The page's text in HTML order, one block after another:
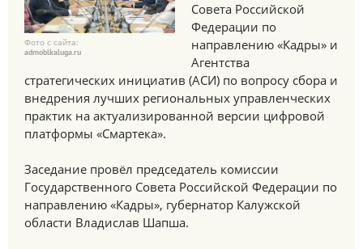
Фото с сайта:
admoblkaluga.ru
Совета Российской
Федерации по
направлению «Кадры» и
Агентства
стратегических инициатив (АСИ) по вопросу сбора и
внедрения лучших региональных управленческих
практик на актуализированной версии цифровой
платформы «Смартека».
Заседание провёл председатель комиссии
Государственного Совета Российской Федерации по
направлению «Кадры», губернатор Калужской
области Владислав Шапша.